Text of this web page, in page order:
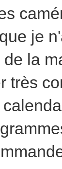
je
la
très